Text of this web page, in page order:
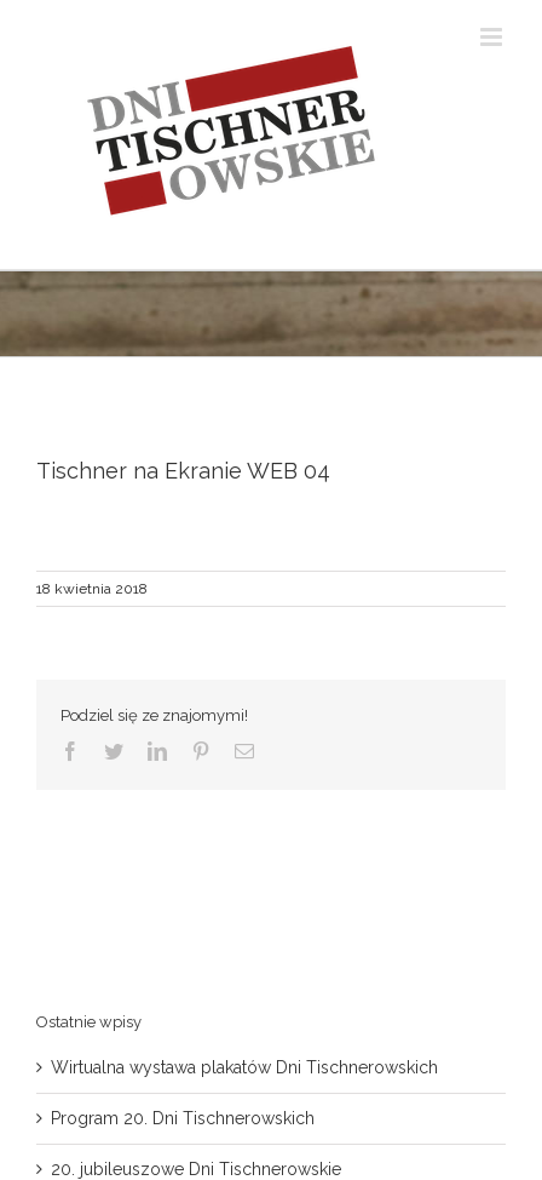
Tischner na Ekranie WEB 04
18 kwietnia 2018
Podziel się ze znajomymi!
Facebook
TwitterLinkedInPinterestEmail
Ostatnie wpisy
Wirtualna wystawa plakatów Dni Tischnerowskich
Program 20. Dni Tischnerowskich
20. jubileuszowe Dni Tischnerowskie